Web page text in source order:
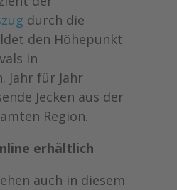
durch die
den Höhepunkt
in
Jahr für Jahr
Jecken aus der
Region.
erhältlich
auch in diesem